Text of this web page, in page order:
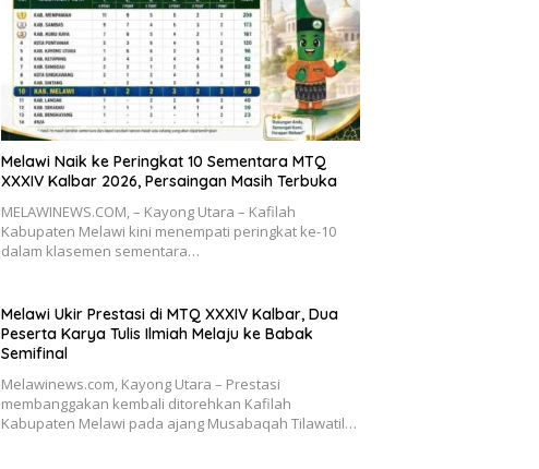
Melawi Naik ke Peringkat 10 Sementara MTQ
XXXIV Kalbar 2026, Persaingan Masih Terbuka
MELAWINEWS.COM, – Kayong Utara – Kafilah
Kabupaten Melawi kini menempati peringkat ke-10
dalam klasemen sementara…
Melawi Ukir Prestasi di MTQ XXXIV Kalbar, Dua
Peserta Karya Tulis Ilmiah Melaju ke Babak
Semifinal
Melawinews.com, Kayong Utara – Prestasi
membanggakan kembali ditorehkan Kafilah
Kabupaten Melawi pada ajang Musabaqah Tilawatil…